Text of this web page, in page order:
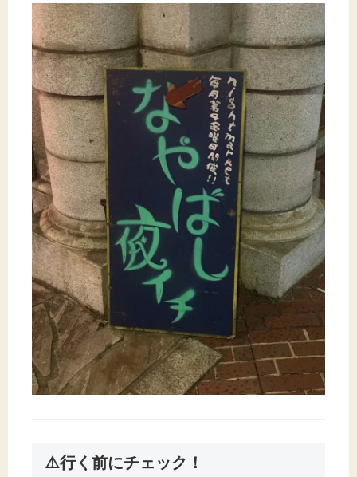
⚠️行く前にチェック！